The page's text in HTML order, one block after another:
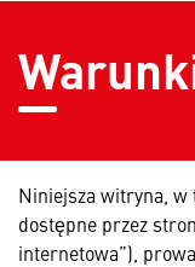
Niniejsza witryna,
dostępne przez
internetowa”),